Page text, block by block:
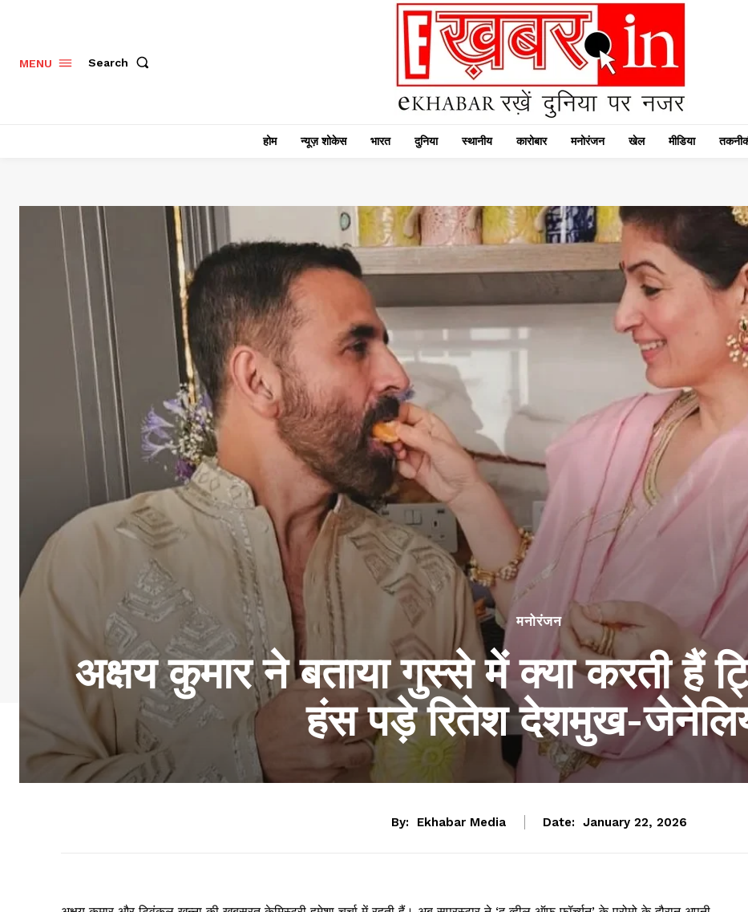
MENU Search
होम न्यूज़ शोकेस भारत दुनिया स्थानीय कारोबार मनोरंजन खेल मीडिया
मनोरंजन
अक्षय कुमार ने बताया गुस्से में क्या करती हैं
हंस पड़े रितेश देशमुख-
By: Ekhabar Media Date: January 22, 2026